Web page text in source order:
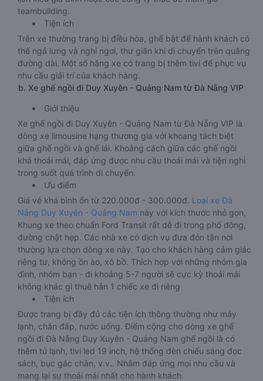
teambuilding.
Tiện ích
Trên xe thường trang bị điều hòa, ghế bật để hành khách có
thể ngả lưng và nghỉ ngơi, thư giãn khi di chuyển trên quãng
đường dài. Một số hãng xe có trang bị thêm tivi để phục vụ
nhu cầu giải trí của khách hàng.
b. Xe ghế ngồi đi Duy Xuyên - Quảng Nam từ Đà Nẵng VIP
Giới thiệu
Xe ghế ngồi đi Duy Xuyên - Quảng Nam từ Đà Nẵng VIP là
dòng xe limousine hạng thương gia với khoang tách biệt
giữa ghế ngồi và ghế lái. Khoảng cách giữa các ghế ngồi
khá thoải mái, đáp ứng được nhu cầu thoải mái và tiện nghi
trong suốt quá trình di chuyển.
Ưu điểm
Giá vé khá bình ổn từ 220.000đ - 300.000đ. Loại xe Đà
Nẵng Duy Xuyên - Quảng Nam này với kích thước nhỏ gọn,
Khung xe theo chuẩn Ford Transit rất dễ đi trong phố đông,
đường chật hẹp. Các nhà xe có dịch vụ đưa đón tận nơi
thường lựa chọn dòng xe này. Tạo cho khách hàng cảm giác
riêng tư, không ồn ào, xô bồ. Thích hợp với những nhóm gia
đình, nhóm bạn - đi khoảng 5-7 người sẽ cực kỳ thoải mái
không khác gì thuê hẳn 1 chiếc xe đi riêng
Tiện ích
Được trang bị đầy đủ các tiện ích thông thường như máy
lạnh, chăn đắp, nước uống. Điểm cộng cho dòng xe ghế
ngồi đi Đà Nẵng Duy Xuyên - Quảng Nam ghế ngồi là có
thêm tủ lạnh, tivi led 19 inch, hệ thống đèn chiếu sáng đọc
sách, bục gác chân, v.v.. Nhằm đáp ứng mọi nhu cầu và
mang lại sự thoải mái nhất cho hành khách.